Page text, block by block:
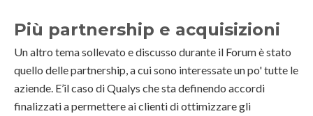
Più partnership e acquisizioni
Un altro tema sollevato e discusso durante il Forum è stato
quello delle partnership, a cui sono interessate un po' tutte le
aziende. E’il caso di Qualys che sta definendo accordi
finalizzati a permettere ai clienti di ottimizzare gli